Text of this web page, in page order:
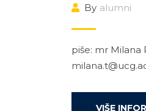
By alumni
piše: mr Milana
VIŠE